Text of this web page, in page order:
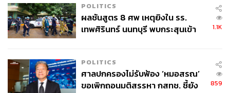
POLITICS
ผลชันสูตร 8 ศพ เหตุยิงใน รร.
เทพศิรินทร์ นนทบุรี พบกระสุนเข้า
1.1K
POLITICS
ศาลปกครองไม่รับฟ้อง ‘หมอสรณ’
ขอเพิกถอนมติสรรหา กสทช. ชี้ยัง
859